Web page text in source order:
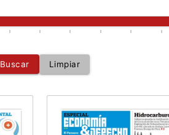
Buscar Limpiar